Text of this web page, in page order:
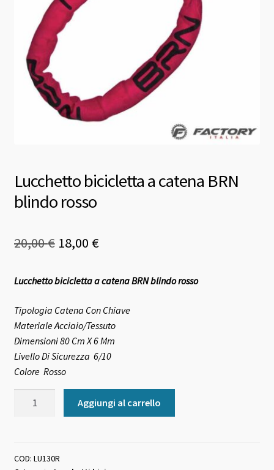
Lucchetto bicicletta a catena BRN
blindo rosso
20,00€ Il
originale
era:
20,00 €.
18,00 €Il
attuale
è:
18,00 €.
Lucchetto bicicletta a catena BRN blindo rosso
Tipologia Catena Con Chiave
MaterialeAcciaio/Tessuto
Dimensioni80 Cm X 6 Mm
Livello Di Sicurezza 6/10
Colore Rosso
BRN
Aggiungi al carrello
COD: LU130R